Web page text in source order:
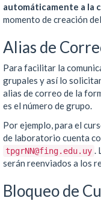
automáticamente a la
momento de creación
Alias de
Para facilitar la
grupales y así lo
alias de correo de la
es el número de grupo.
Por ejemplo, para el
de laboratorio cuenta
tpgrNN@fing.edu.uy
serán reenviados a los
Bloqueo de